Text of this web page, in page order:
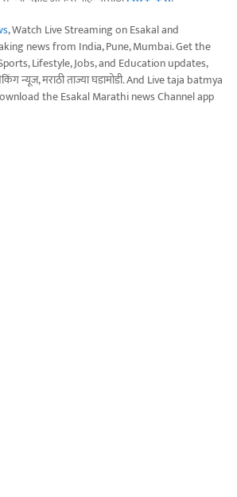
, Watch Live Streaming on Esakal and
news from India, Pune, Mumbai. Get the
Lifestyle, Jobs, and Education updates,
न्यूज, मराठी ताज्या घडामोडी. And Live taja batmya
the Esakal Marathi news Channel app